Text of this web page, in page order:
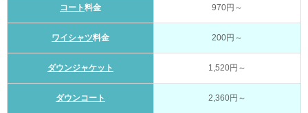
コート料金 970円～
ワイシャツ料金 200円～
ダウンジャケット 1,520円～
ダウンコート 2,360円～